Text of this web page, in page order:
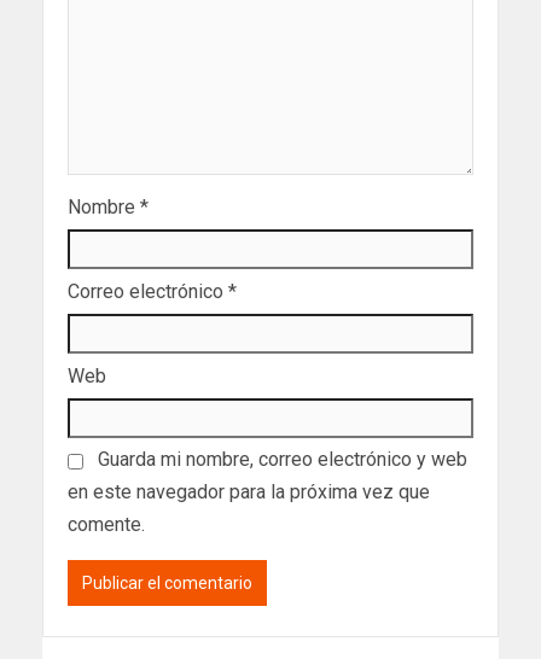
Nombre *
Correo electrónico *
Web
Guarda mi nombre, correo electrónico y web
en este navegador para la próxima vez que
comente.